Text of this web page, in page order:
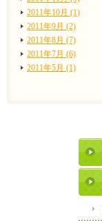
2011年10月 (1)
2011年9月 (2)
2011年8月 (7)
2011年7月 (6)
2011年5月 (1)